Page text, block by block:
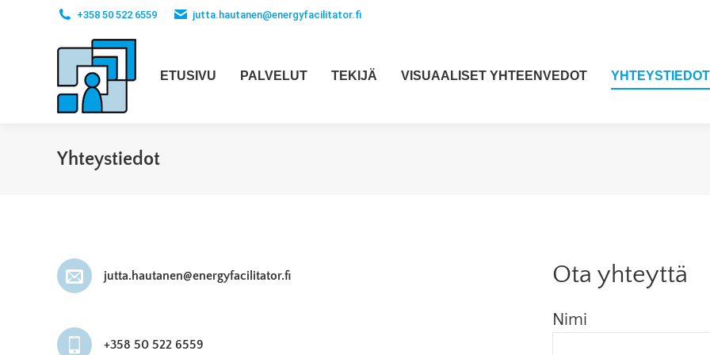
+358 50 522 6559 jutta.hautanen@energyfacilitator.fi
ETUSIVU PALVELUT TEKIJÄ VISUAALISET YHTEENVEDOT YHTEYSTIEDOT
Yhteystiedot
jutta.hautanen@energyfacilitator.fi
+358 50 522 6559
Ota yhteyttä
Nimi